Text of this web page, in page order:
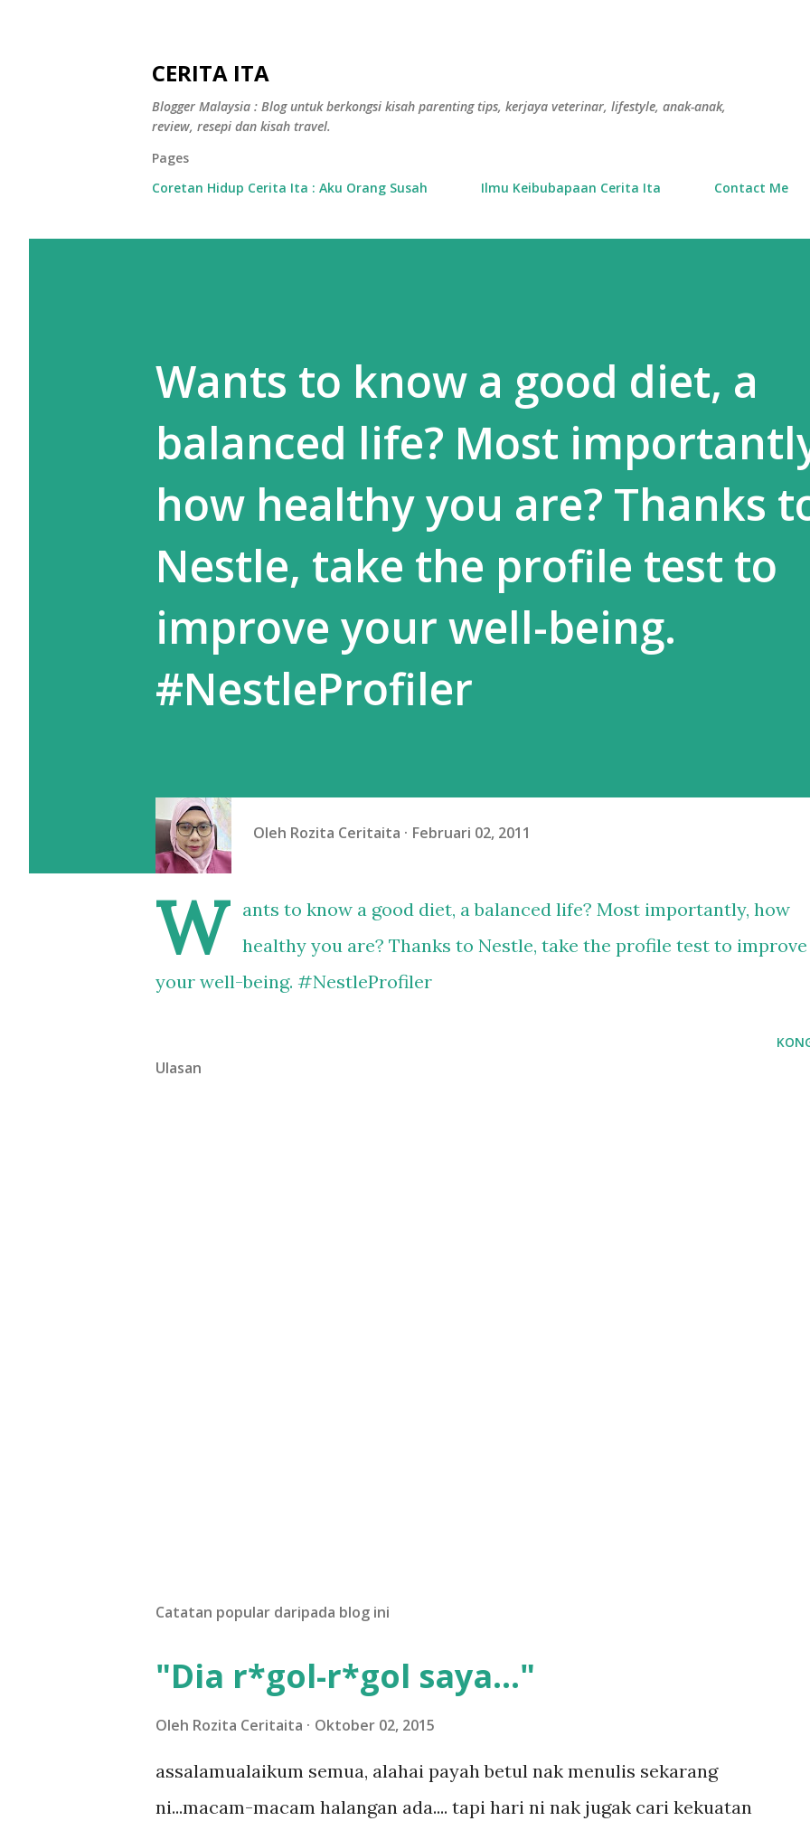
CERITA ITA
Blogger Malaysia : Blog untuk berkongsi kisah parenting tips, kerjaya veterinar, lifestyle, anak-anak,
review, resepi dan kisah travel.
Pages
Coretan Hidup Cerita Ita : Aku Orang Susah
Ilmu Keibubapaan Cerita Ita Contact Me
Wants to know a good diet, a
balanced life? Most
how healthy you are? Thanks
Nestle, take the profile test to
improve your well-being.
#NestleProfiler
Oleh Rozita Ceritaita Februari 02, 2011
W
ants to know a good diet, a balanced life? Most importantly, how
healthy you are? Thanks to Nestle, take the profile test to improve
your well-being. #NestleProfiler
Ulasan
Catatan popular daripada blog ini
"Dia r*gol-r*gol saya..."
Oleh Rozita Ceritaita Oktober 02, 2015
assalamualaikum semua, alahai payah betul nak menulis sekarang
ni...macam-macam halangan ada.... tapi hari ni nak jugak cari kekuatan